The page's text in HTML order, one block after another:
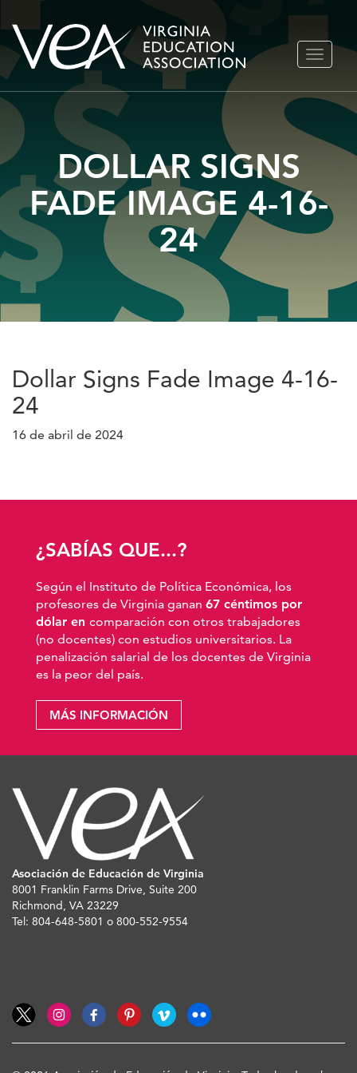
Ir
al
DOLLAR SIGNS
FADE IMAGE 4-16-
24
Dollar Signs Fade Image 4-16-
24
16 de abril de 2024
¿SABÍAS QUE...?
Según el Instituto de Política Económica, los
profesores de Virginia ganan 67 céntimos por
dólar en comparación con otros trabajadores
(no docentes) con estudios universitarios. La
penalización salarial de los docentes de Virginia
es la peor del país.
MÁS INFORMACIÓN
Asociación de Educación de Virginia
8001 Franklin Farms Drive, Suite 200
Richmond, VA 23229
Tel: 804-648-5801 o 800-552-9554